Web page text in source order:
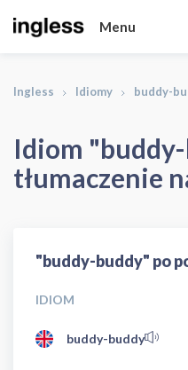
Menu
Ingless Idiomy buddy-
Idiom
tłumaczenie
"buddy-buddy" po
IDIOM
buddy-buddy